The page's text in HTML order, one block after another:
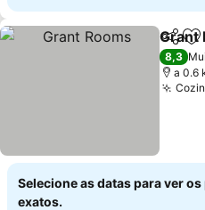
Grant
8,3
a 0.6
Selecione as datas para ver
exatos.